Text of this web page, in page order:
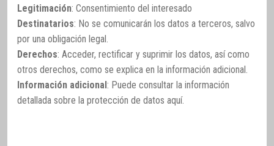
Legitimación: Consentimiento del interesado
Destinatarios: No se comunicarán los datos a terceros, salvo
por una obligación legal.
Derechos: Acceder, rectificar y suprimir los datos, así como
otros derechos, como se explica en la información adicional.
Información adicional: Puede consultar la información
detallada sobre la protección de datos aquí.